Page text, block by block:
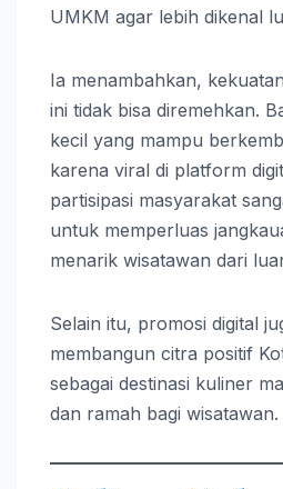
UMKM agar lebih dikenal
Ia menambahkan,
ini tidak bisa diremehkan.
kecil yang mampu
karena viral di platform
partisipasi masyarakat
untuk memperluas
menarik wisatawan dari
Selain itu, promosi digital
membangun citra positif
sebagai destinasi kuliner
dan ramah bagi wisatawan.